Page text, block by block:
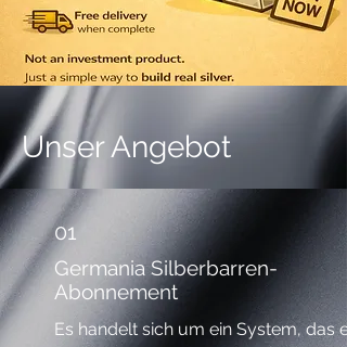
Unser Angebot
01
Germania Silberbarren-
Abonnement
Es handelt sich um ein System, das es